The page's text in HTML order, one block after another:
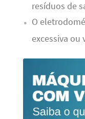
resíduos de
O
excessiva ou